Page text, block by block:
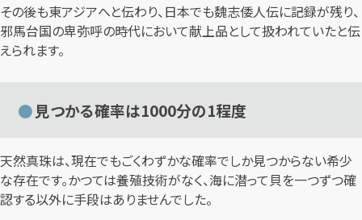
その後も東アジアへと伝わり、日本でも魏志倭人伝に記録が残り、
邪馬台国の卑弥呼の時代において献上品として扱われていたと伝
えられます。
見つかる確率は1000分の1程度
天然真珠は、現在でもごくわずかな確率でしか見つからない希少
な存在です。かつては養殖技術がなく、海に潜って貝を一つずつ確
認する以外に手段はありませんでした。